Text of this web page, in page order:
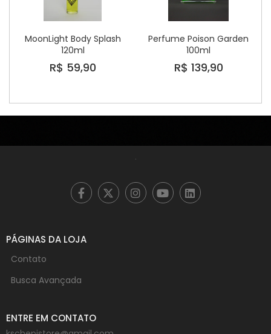
MoonLight Body Splash
120ml
R$ 59,90
Perfume Poison Garden
100ml
R$ 139,90
.
PÁGINAS DA LOJA
Contato
Busca Avançada
ENTRE EM CONTATO